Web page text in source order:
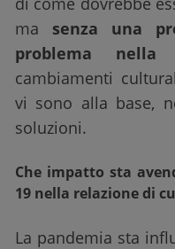
ma senza una
problema nella
cambiamenti
vi sono alla base,
soluzioni.
Che impatto sta
19 nella relazione di
La pandemia sta